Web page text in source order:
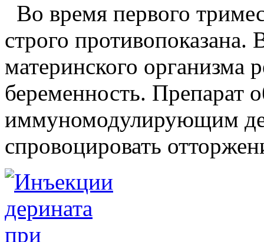
Во время первого
строго
материнского организма
беременность. Препарат
иммуномодулирующим
спровоцировать